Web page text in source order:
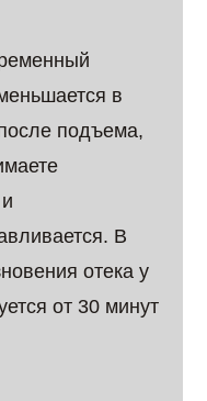
в
подъема,
В
отека у
от 30 минут